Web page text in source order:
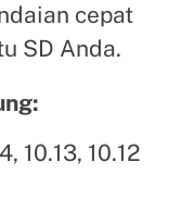
cepat
SD Anda.
10.13, 10.12